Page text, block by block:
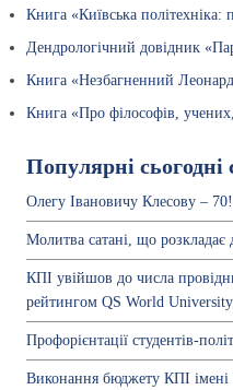
Книга «Київська політехніка:
Дендрологічний довідник
Книга «Незбагненний
Книга «Про філософів,
Популярні сьогодні
Олегу Івановичу Клесову – 70!
Молитва сатані, що розкладає
КПІ увійшов до числа
рейтингом QS World
Профорієнтації студентів-
Виконання бюджету КПІ імені